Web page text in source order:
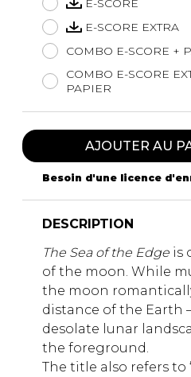
E-SCORE
E-SCORE EXTRA
COMBO E-SCORE +
COMBO E-SCORE
PAPIER
AJOUTER AU
Besoin d'une licence
DESCRIPTION
The Sea of the Edge is
of the moon. While
the moon
distance of the Earth
desolate lunar
the foreground.
The title also refers to